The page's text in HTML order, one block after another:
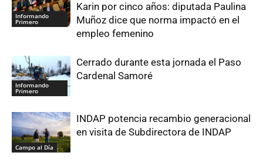
Informando
Primero
Karin por cinco años: diputada Paulina
Muñoz dice que norma impactó en el
empleo femenino
Informando
Primero
Cerrado durante esta jornada el Paso
Cardenal Samoré
Campo al Día
INDAP potencia recambio generacional
en visita de Subdirectora de INDAP